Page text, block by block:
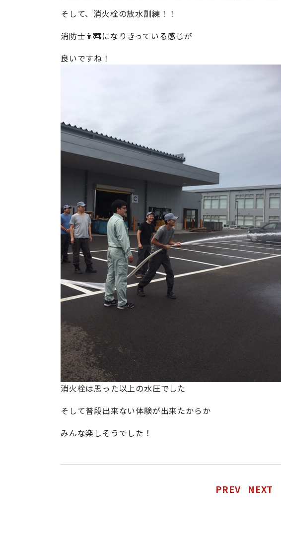
そして、消火栓の放水訓練！！
消防士👩‍🚒になりきっている感じが
良いですね！
消火栓は思った以上の水圧でした
そして普段出来ない体験が出来たからか
みんな楽しそうでした！
PREV NEXT